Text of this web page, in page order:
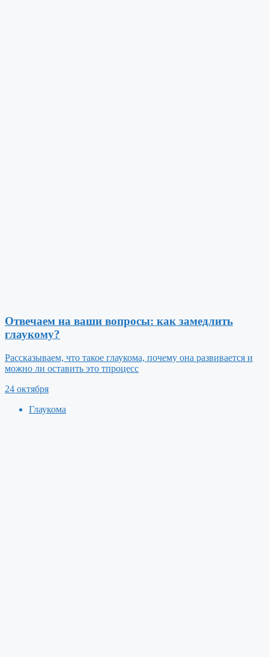
Отвечаем на ваши вопросы: как замедлить
глаукому?
Рассказываем, что такое глаукома, почему она развивается и
можно ли оставить это тпроцесс
24 октября
Глаукома